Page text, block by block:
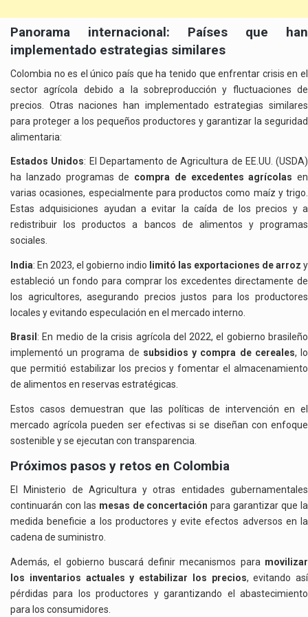
Panorama internacional: Países que han
implementado estrategias similares
Colombia no es el único país que ha tenido que enfrentar crisis en el
sector agrícola debido a la sobreproducción y fluctuaciones de
precios. Otras naciones han implementado estrategias similares
para proteger a los pequeños productores y garantizar la seguridad
alimentaria:
Estados Unidos: El Departamento de Agricultura de EE.UU. (USDA)
ha lanzado programas de compra de excedentes agrícolas en
varias ocasiones, especialmente para productos como maíz y trigo.
Estas adquisiciones ayudan a evitar la caída de los precios y a
redistribuir los productos a bancos de alimentos y programas
sociales.
India: En 2023, el gobierno indio limitó las exportaciones de arroz y
estableció un fondo para comprar los excedentes directamente de
los agricultores, asegurando precios justos para los productores
locales y evitando especulación en el mercado interno.
Brasil : En medio de la crisis agrícola del 2022, el gobierno brasileño
implementó un programa de subsidios y compra de cereales, lo
que permitió estabilizar los precios y fomentar el almacenamiento
de alimentos en reservas estratégicas.
Estos casos demuestran que las políticas de intervención en el
mercado agrícola pueden ser efectivas si se diseñan con enfoque
sostenible y se ejecutan con transparencia.
Próximos pasos y retos en Colombia
El Ministerio de Agricultura y otras entidades gubernamentales
continuarán con las mesas de concertación para garantizar que la
medida beneficie a los productores y evite efectos adversos en la
cadena de suministro.
Además, el gobierno buscará definir mecanismos para movilizar
los inventarios actuales y estabilizar los precios, evitando así
pérdidas para los productores y garantizando el abastecimiento
para los consumidores.